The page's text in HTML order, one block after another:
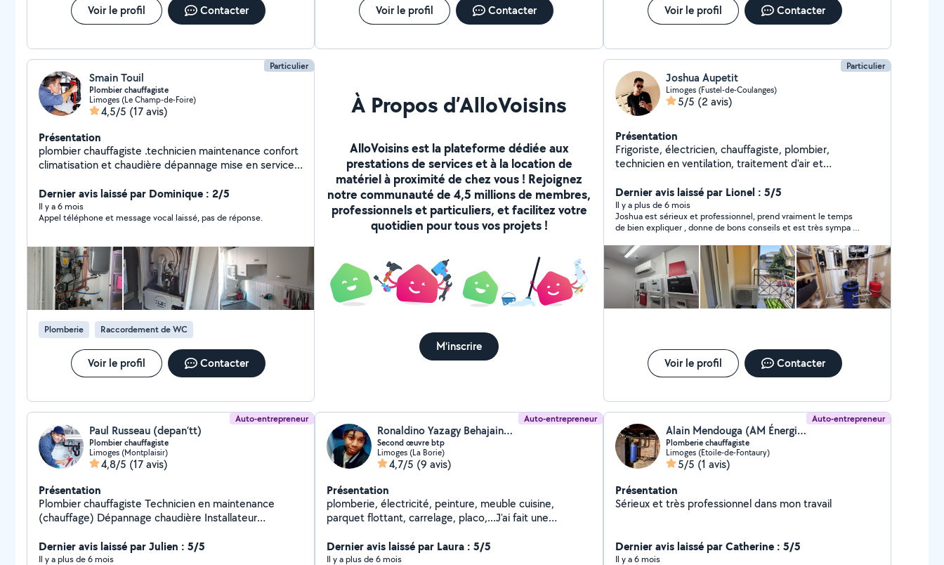
Voir le profil Contacter Voir le profil Contacter Voir le profil Contacter
Particulier
Smain Touil
Plombier chauffagiste
Limoges (Le Champ-de-Foire)
4,5/5 (17 avis)
Présentation
plombier chauffagiste .technicien maintenance confort
climatisation et chaudière dépannage mise en service
et serviable
Dernier avis laissé par Dominique : 2/5
Il y a 6 mois
Appel téléphone et message vocal laissé, pas de réponse.
Plomberie Raccordement de WC
Voir le profil Contacter
À Propos d’AlloVoisins
AlloVoisins est la plateforme dédiée aux
prestations de services et à la location de
matériel à proximité de chez vous ! Rejoignez
notre communauté de 4,5 millions de membres,
professionnels et particuliers, et facilitez votre
quotidien pour tous vos projets !
M'inscrire
Particulier
Joshua Aupetit
Limoges (Fustel-de-Coulanges)
5/5 (2 avis)
Présentation
Frigoriste, électricien, chauffagiste, plombier,
technicien en ventilation, traitement d'air et
entretenir, dépanner, installer ou mettre en service vos
installations. Youtube: NazNaz Frigoriste
Dernier avis laissé par Lionel : 5/5
Il y a plus de 6 mois
Joshua est sérieux et professionnel, prend vraiment le temps
de bien expliquer , donne de bons conseils et est très sympa !
vous le recommande vivement.
Voir le profil Contacter
Auto-entrepreneur
Paul Russeau (depan’tt)
Plombier chauffagiste
Limoges (Montplaisir)
4,8/5 (17 avis)
Présentation
Plombier chauffagiste Technicien en maintenance
(chauffage) Dépannage chaudière Installateur
modification, etc)
Dernier avis laissé par Julien : 5/5
Il y a plus de 6 mois
Auto-entrepreneur
Ronaldino Yazagy Behajaina (Services polyvalent pour votre Habitat)
Second œuvre btp
Limoges (La Borie)
4,7/5 (9 avis)
Présentation
plomberie, électricité, peinture, meuble cuisine,
parquet flottant, carrelage, placo,...J'ai fait une
et j'ai travaillé 3ans dans la rénovation. Je viens de
commencer ma carrière d'auto-entrepreneur. Merci par
Dernier avis laissé par Laura : 5/5
Il y a plus de 6 mois
Auto-entrepreneur
Alain Mendouga (AM Énergies)
Plomberie chauffagiste
Limoges (Etoile-de-Fontaury)
5/5 (1 avis)
Présentation
Sérieux et très professionnel dans mon travail
Dernier avis laissé par Catherine : 5/5
Il y a 6 mois